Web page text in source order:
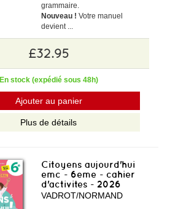
grammaire.
Nouveau ! Votre manuel
devient ...
£32.95
En stock (expédié sous 48h)
Ajouter au panier
Plus de détails
Citoyens aujourd'hui
emc - 6eme - cahier
d'activites - 2026
VADROT/NORMAND